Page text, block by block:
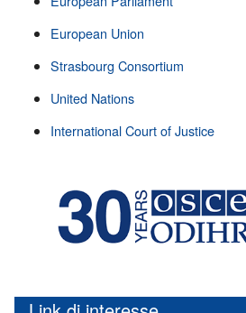
European Union
Strasbourg Consortium
United Nations
International Court of Justice